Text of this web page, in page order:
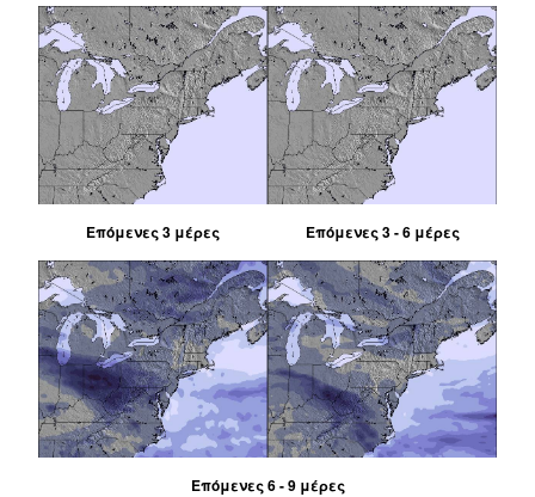
Επόμενες 3 μέρες Επόμενες 3 - 6 μέρες
Επόμενες 6 - 9 μέρες